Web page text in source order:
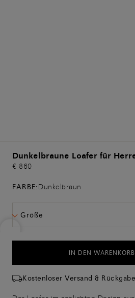
Dunkelbraune Loafer für
€ 860
FARBE:Dunkelbraun
Größe
IN DEN WARENKORB
Kostenloser Versand & Rückgabe